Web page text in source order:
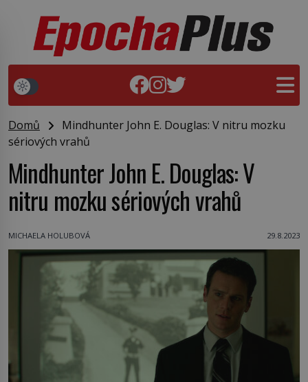
Domů
Mindhunter John E. Douglas: V nitru mozku
sériových vrahů
Mindhunter John E. Douglas: V
nitru mozku sériových vrahů
MICHAELA HOLUBOVÁ 29.8.2023